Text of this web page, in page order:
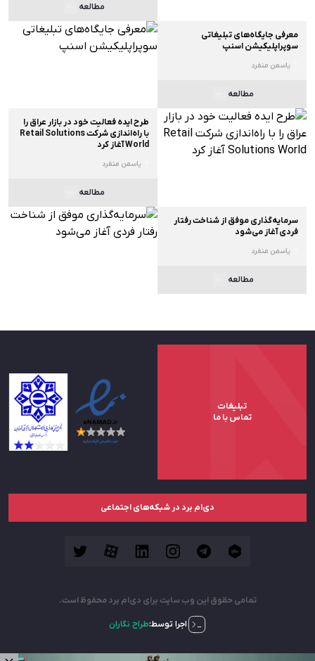
مطالعه
معرفی جایگاه‌های تبلیغاتی
سوپراپلیکیشن اسنپ
یاسمن منفرد
مطالعه
طرح ایده فعالیت خود در بازار عراق را
با راه‌اندازی شرکت Retail Solutions
World آغاز کرد
یاسمن منفرد
مطالعه
سرمایه‌گذاری موفق از شناخت رفتار
فردی آغاز می‌شود
یاسمن منفرد
مطالعه
تبلیغات
تماس با ما
دی‌ام برد در شبکه‌های اجتماعی
تمامی حقوق این وب سایت برای دی‌ام برد محفوظ است.
اجرا توسط:طراح نگاران